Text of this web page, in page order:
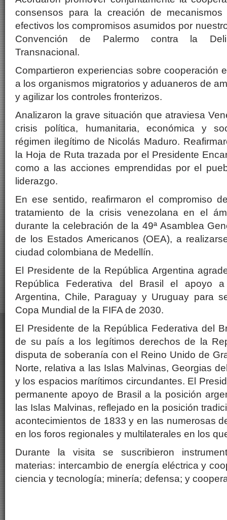
consensos para la creación de
efectivos los compromisos asumidos por
Convención de Palermo contra la
Transnacional.
Compartieron experiencias sobre cooperación
a los organismos migratorios y aduaneros de
y agilizar los controles fronterizos.
Analizaron la grave situación que atraviesa
crisis política, humanitaria, económica y
régimen ilegítimo de Nicolás Maduro.
la Hoja de Ruta trazada por el Presidente
como a las acciones emprendidas por el
liderazgo.
En ese sentido, reafirmaron el compromiso
tratamiento de la crisis venezolana en el
durante la celebración de la 49ª Asamblea
de los Estados Americanos (OEA), a
ciudad colombiana de Medellín.
El Presidente de la República Argentina
República Federativa del Brasil el apoyo
Argentina, Chile, Paraguay y Uruguay para
Copa Mundial de la FIFA de 2030.
El Presidente de la República Federativa del
de su país a los legítimos derechos de la
disputa de soberanía con el Reino Unido de
Norte, relativa a las Islas Malvinas, Georgias
y los espacios marítimos circundantes. El
permanente apoyo de Brasil a la posición
las Islas Malvinas, reflejado en la posición
acontecimientos de 1833 y en las numerosas
en los foros regionales y multilaterales en los
Durante la visita se suscribieron
materias: intercambio de energía eléctrica y
ciencia y tecnología; minería; defensa; y